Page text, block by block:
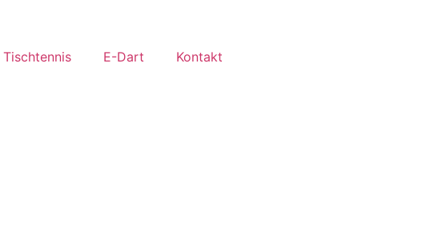
Tischtennis E-Dart Kontakt